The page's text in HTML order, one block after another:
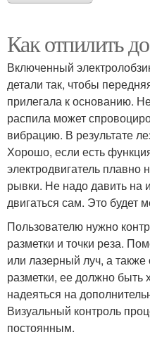
Как отпилить
Включенный
детали так, чтобы
прилегала к основанию.
распила может
вибрацию. В результате
Хорошо, если есть
электродвигатель плавно
рывки. Не надо давить на
двигаться сам. Это будет
Пользователю нужно
разметки и точки реза.
или лазерный луч, а
разметки, ее должно
надеяться на
Визуальный контроль
постоянным.